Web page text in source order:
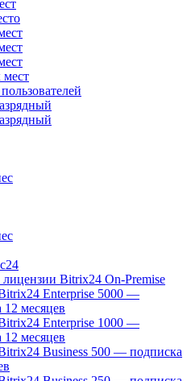
мест
Bitrix24 On-Premise
Enterprise 5000 —
12 месяцев
Enterprise 1000 —
12 месяцев
Business 500 — подписка